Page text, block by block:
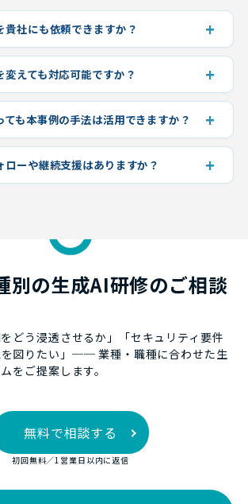
貴社にも依頼できますか？
変えても対応可能ですか？
ても本事例の手法は活用できますか？
ローや継続支援はありますか？
別の生成AI研修のご相談
をどう浸透させるか」「セキュリティ要件
を図りたい」── 業種・職種に合わせた生
をご提案します。
無料で相談する
初回無料／1営業日以内に返信